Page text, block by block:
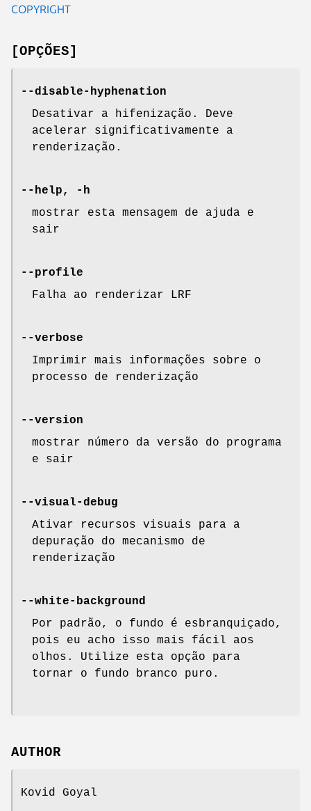
COPYRIGHT
[OPÇÕES]
--disable-hyphenation
Desativar a hifenização. Deve
acelerar significativamente a
renderização.
--help, -h
mostrar esta mensagem de ajuda e
sair
--profile
Falha ao renderizar LRF
--verbose
Imprimir mais informações sobre o
processo de renderização
--version
mostrar número da versão do programa
e sair
--visual-debug
Ativar recursos visuais para a
depuração do mecanismo de
renderização
--white-background
Por padrão, o fundo é esbranquiçado,
pois eu acho isso mais fácil aos
olhos. Utilize esta opção para
tornar o fundo branco puro.
AUTHOR
Kovid Goyal